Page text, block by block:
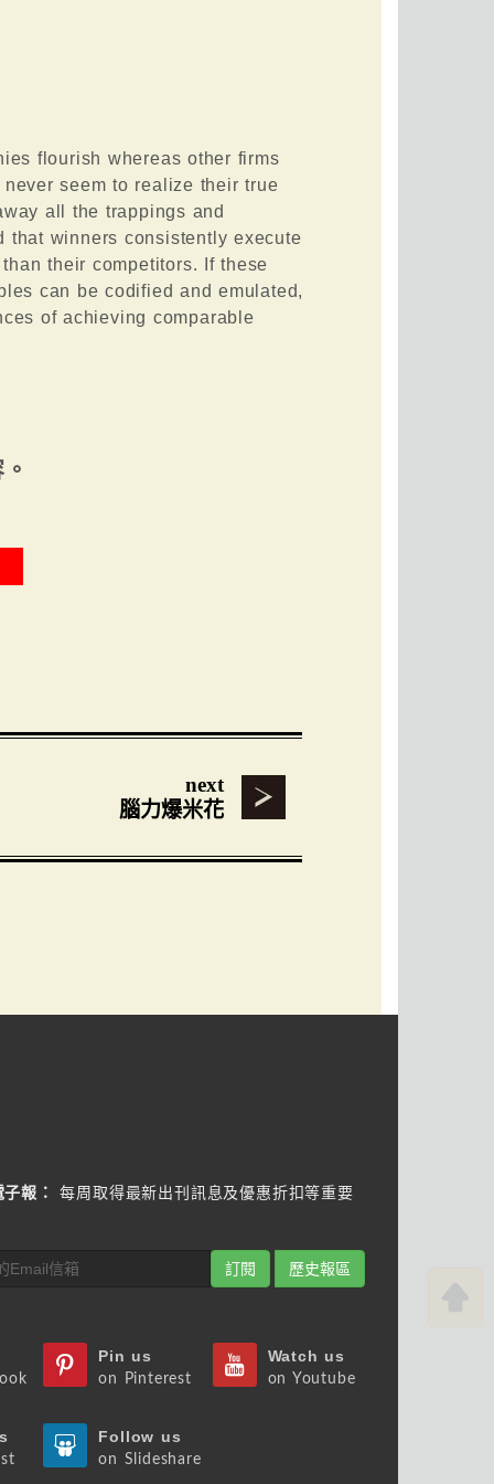
flourish whereas other firms
seem to realize their true
all the trappings and
that winners consistently execute
their competitors. If these
can be codified and emulated,
of achieving comparable
next
腦力爆米花
報： 每周取得最新出刊訊息及優惠折扣等重要
訂閱 歷史報區
Pin us
on Pinterest
Watch us
on Youtube
Follow us
on Slideshare